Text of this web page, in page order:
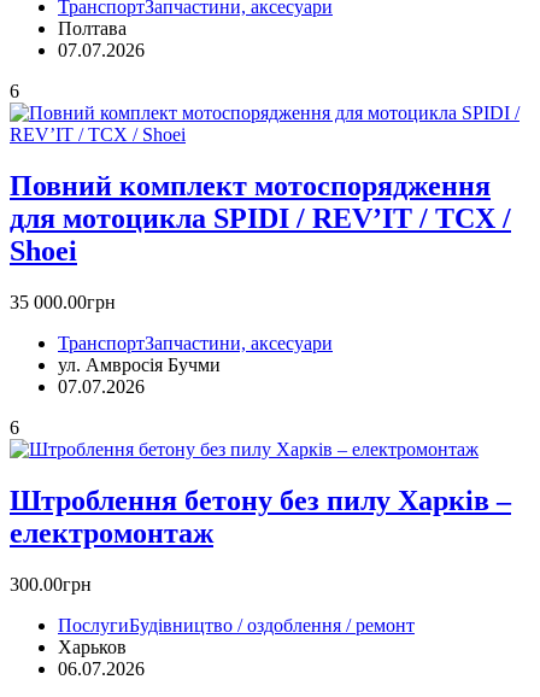
ТранспортЗапчастини, аксесуари
Полтава
07.07.2026
6
Повний комплект мотоспорядження
для мотоцикла SPIDI / REV’IT / TCX /
Shoei
35 000.00грн
ТранспортЗапчастини, аксесуари
ул. Амвросія Бучми
07.07.2026
6
Штроблення бетону без пилу Харків –
електромонтаж
300.00грн
ПослугиБудівництво / оздоблення / ремонт
Харьков
06.07.2026